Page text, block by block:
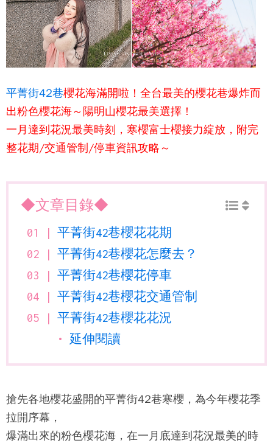
平菁街42巷櫻花海滿開啦！全台最美的櫻花巷爆炸而
出粉色櫻花海～ 陽明山櫻花最美選擇！
一月達到花況最美時刻，寒櫻富士櫻接力綻放 ，附完
整花期/交通管制/停車資訊攻略～
◆文章目錄◆
平菁街42巷櫻花花期
平菁街42巷櫻花怎麼去？
平菁街42巷櫻花停車
平菁街42巷櫻花交通管制
平菁街42巷櫻花花況
延伸閱讀
搶先各地櫻花盛開的平菁街42巷寒櫻，為今年櫻花季
拉開序幕，
爆滿出來的粉色櫻花海，在一月底達到花況最美的時